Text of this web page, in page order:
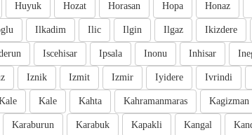
Honaz
Hopa
Horasan
Hozat
Huyuk
Ikizdere
Ilgaz
Ilgin
Ilic
Ilkadim
Inhisar
Inonu
Ipsala
Iscehisar
Ivrindi
Iyidere
Izmir
Izmit
Iznik
Kagizman
Kahramanmaras
Kahta
Kale
Kangal
Kapakli
Karabuk
Karaburun